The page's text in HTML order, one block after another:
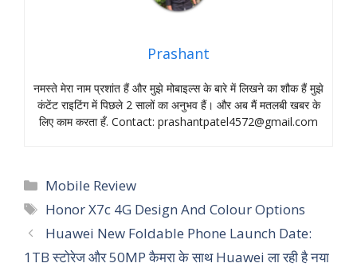
Prashant
नमस्‍ते मेरा नाम प्रशांत हैं और मुझे मोबाइल्‍स के बारे में लिखने का शौक हैं मुझे
कंटेंट राइटिंग में पिछले 2 सालों का अनुभव हैं। और अब मैं मतलबी खबर के
लिए काम करता हँ. Contact: prashantpatel4572@gmail.com
Categories
Mobile Review
Tags
Honor X7c 4G Design And Colour Options
Huawei New Foldable Phone Launch Date:
1TB स्टोरेज और 50MP कैमरा के साथ Huawei ला रही है नया